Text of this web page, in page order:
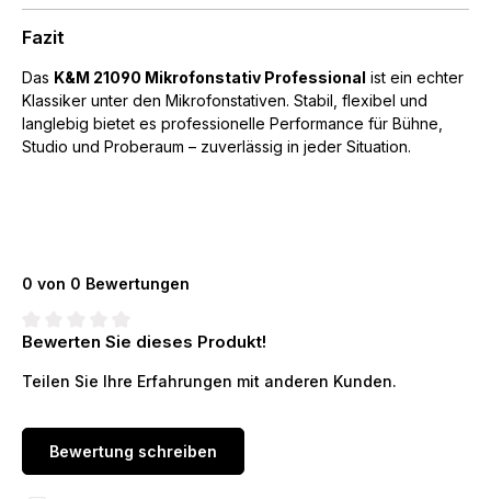
Fazit
Das K&M 21090 Mikrofonstativ Professional ist ein echter
Klassiker unter den Mikrofonstativen. Stabil, flexibel und
langlebig bietet es professionelle Performance für Bühne,
Studio und Proberaum – zuverlässig in jeder Situation.
0 von 0 Bewertungen
Durchschnittliche Bewertung von 0 von 5 Sternen
Bewerten Sie dieses Produkt!
Teilen Sie Ihre Erfahrungen mit anderen Kunden.
Bewertung schreiben